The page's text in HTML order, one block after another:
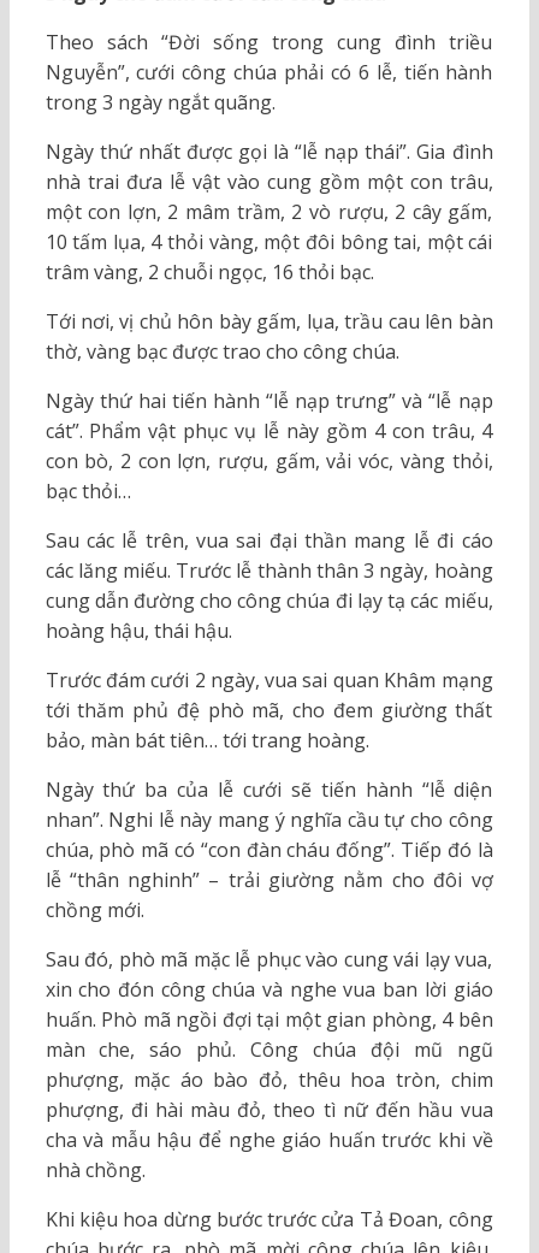
Theo sách “Đời sống trong cung đình triều
Nguyễn”, cưới công chúa phải có 6 lễ, tiến hành
trong 3 ngày ngắt quãng.
Ngày thứ nhất được gọi là “lễ nạp thái”. Gia đình
nhà trai đưa lễ vật vào cung gồm một con trâu,
một con lợn, 2 mâm trầm, 2 vò rượu, 2 cây gấm,
10 tấm lụa, 4 thỏi vàng, một đôi bông tai, một cái
trâm vàng, 2 chuỗi ngọc, 16 thỏi bạc.
Tới nơi, vị chủ hôn bày gấm, lụa, trầu cau lên bàn
thờ, vàng bạc được trao cho công chúa.
Ngày thứ hai tiến hành “lễ nạp trưng” và “lễ nạp
cát”. Phẩm vật phục vụ lễ này gồm 4 con trâu, 4
con bò, 2 con lợn, rượu, gấm, vải vóc, vàng thỏi,
bạc thỏi…
Sau các lễ trên, vua sai đại thần mang lễ đi cáo
các lăng miếu. Trước lễ thành thân 3 ngày, hoàng
cung dẫn đường cho công chúa đi lạy tạ các miếu,
hoàng hậu, thái hậu.
Trước đám cưới 2 ngày, vua sai quan Khâm mạng
tới thăm phủ đệ phò mã, cho đem giường thất
bảo, màn bát tiên… tới trang hoàng.
Ngày thứ ba của lễ cưới sẽ tiến hành “lễ diện
nhan”. Nghi lễ này mang ý nghĩa cầu tự cho công
chúa, phò mã có “con đàn cháu đống”. Tiếp đó là
lễ “thân nghinh” – trải giường nằm cho đôi vợ
chồng mới.
Sau đó, phò mã mặc lễ phục vào cung vái lạy vua,
xin cho đón công chúa và nghe vua ban lời giáo
huấn. Phò mã ngồi đợi tại một gian phòng, 4 bên
màn che, sáo phủ. Công chúa đội mũ ngũ
phượng, mặc áo bào đỏ, thêu hoa tròn, chim
phượng, đi hài màu đỏ, theo tì nữ đến hầu vua
cha và mẫu hậu để nghe giáo huấn trước khi về
nhà chồng.
Khi kiệu hoa dừng bước trước cửa Tả Đoan, công